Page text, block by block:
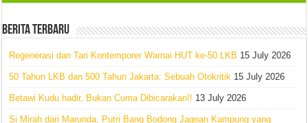
Berita Terbaru
Regenerasi dan Tari Kontemporer Warnai HUT ke-50 LKB 15 July 2026
50 Tahun LKB dan 500 Tahun Jakarta: Sebuah Otokritik 15 July 2026
Betawi Kudu hadir, Bukan Cuma Dibicarakan!! 13 July 2026
Si Mirah dari Marunda, Putri Bang Bodong Jagoan Kampung yang